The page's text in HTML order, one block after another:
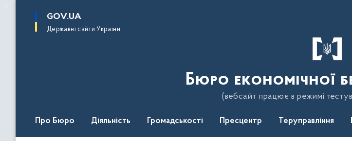
основного
GOV.UA
Державні сайти України
Бюро економічної
(вебсайт працює в режимі
Про Бюро Діяльність Громадськості Пресцентр Теруправління